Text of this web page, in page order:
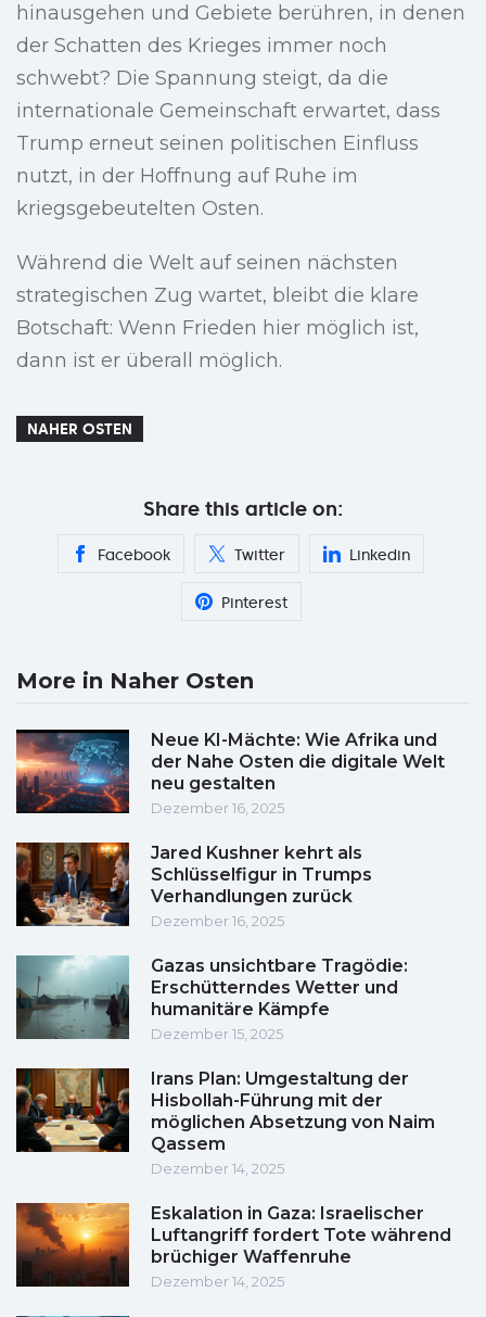
hinausgehen und Gebiete berühren, in denen
der Schatten des Krieges immer noch
schwebt? Die Spannung steigt, da die
internationale Gemeinschaft erwartet, dass
Trump erneut seinen politischen Einfluss
nutzt, in der Hoffnung auf Ruhe im
kriegsgebeutelten Osten.
Während die Welt auf seinen nächsten
strategischen Zug wartet, bleibt die klare
Botschaft: Wenn Frieden hier möglich ist,
dann ist er überall möglich.
NAHER OSTEN
Share this article on:
Facebook Twitter Linkedin
Pinterest
More in Naher Osten
Neue KI-Mächte: Wie Afrika und
der Nahe Osten die digitale Welt
neu gestalten
Dezember 16, 2025
Jared Kushner kehrt als
Schlüsselfigur in Trumps
Verhandlungen zurück
Dezember 16, 2025
Gazas unsichtbare Tragödie:
Erschütterndes Wetter und
humanitäre Kämpfe
Dezember 15, 2025
Irans Plan: Umgestaltung der
Hisbollah-Führung mit der
möglichen Absetzung von Naim
Qassem
Dezember 14, 2025
Eskalation in Gaza: Israelischer
Luftangriff fordert Tote während
brüchiger Waffenruhe
Dezember 14, 2025